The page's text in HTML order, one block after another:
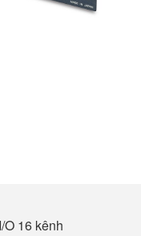
16 kênh